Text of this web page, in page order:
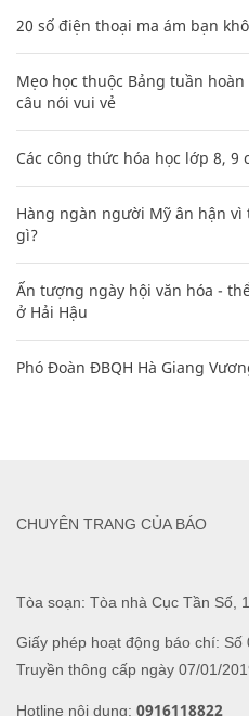
20 số điện thoại ma ám bạn
Mẹo học thuộc Bảng tuần
câu nói vui vẻ
Các công thức hóa học lớp 8, 9
Hàng ngàn người Mỹ ân hận vì
gì?
Ấn tượng ngày hội văn hóa -
ở Hải Hậu
Phó Đoàn ĐBQH Hà Giang
Tòa soạn: Tòa nhà Cục Tần Số,
Giấy phép hoạt động báo chí: Số
Truyền thông cấp ngày 07/01/
Hotline nội dung: 0916118822
CHUYÊN TRANG CỦA BÁO